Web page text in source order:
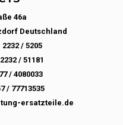
46a
Deutschland
/ 5205
/ 51181
/ 4080033
/ 77713535
ersatzteile.de